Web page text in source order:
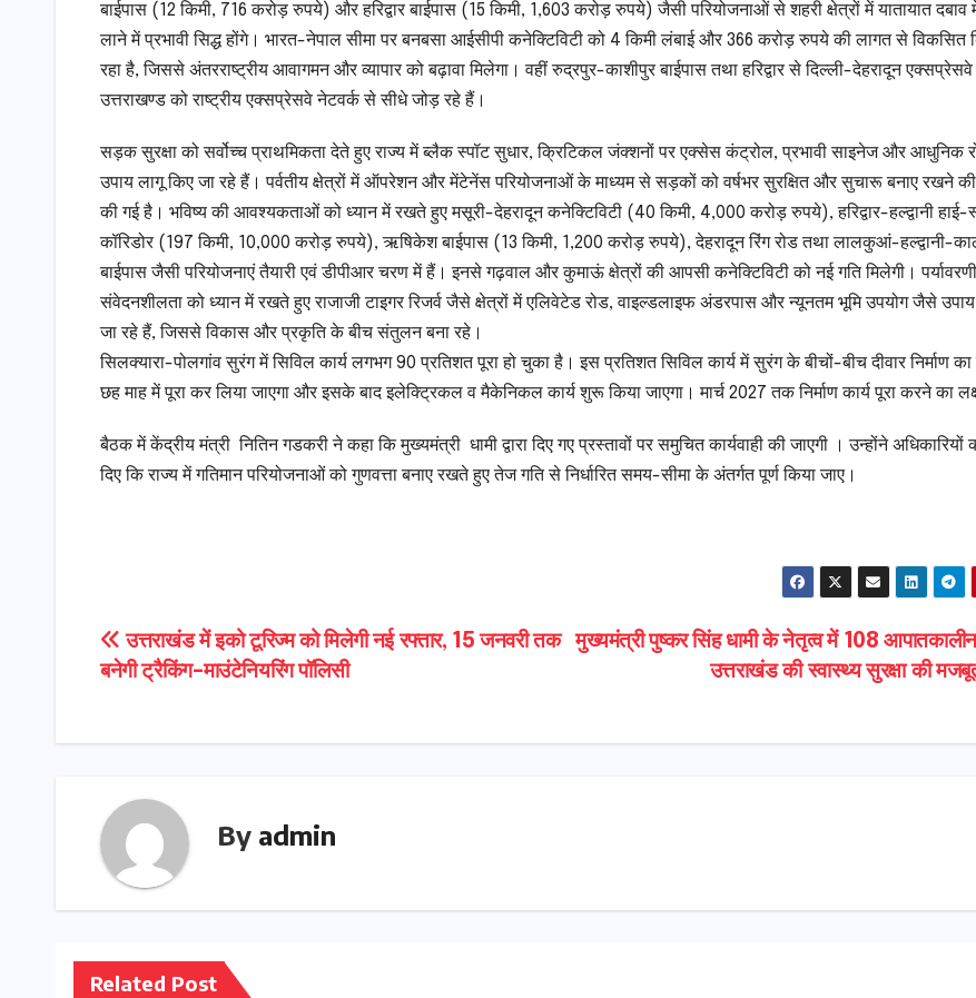
बाईपास (12 किमी, 716 करोड़ रुपये) और हरिद्वार बाईपास (15 किमी, 1,603 करोड़ रुपये) जैसी परियोजनाओं से शहरी क्षेत्रों में यातायात दबाव
लाने में प्रभावी सिद्ध होंगे। भारत-नेपाल सीमा पर बनबसा आईसीपी कनेक्टिविटी को 4 किमी लंबाई और 366 करोड़ रुपये की लागत से विकसित
रहा है, जिससे अंतरराष्ट्रीय आवागमन और व्यापार को बढ़ावा मिलेगा। वहीं रुद्रपुर-काशीपुर बाईपास तथा हरिद्वार से दिल्ली-देहरादून एक्सप्रेसवे
उत्तराखण्ड को राष्ट्रीय एक्सप्रेसवे नेटवर्क से सीधे जोड़ रहे हैं।
सड़क सुरक्षा को सर्वोच्च प्राथमिकता देते हुए राज्य में ब्लैक स्पॉट सुधार, क्रिटिकल जंक्शनों पर एक्सेस कंट्रोल, प्रभावी साइनेज और आधुनिक
उपाय लागू किए जा रहे हैं। पर्वतीय क्षेत्रों में ऑपरेशन और मेंटेनेंस परियोजनाओं के माध्यम से सड़कों को वर्षभर सुरक्षित और सुचारू बनाए रखने
की गई है। भविष्य की आवश्यकताओं को ध्यान में रखते हुए मसूरी-देहरादून कनेक्टिविटी (40 किमी, 4,000 करोड़ रुपये), हरिद्वार-हल्द्वानी हाई-
कॉरिडोर (197 किमी, 10,000 करोड़ रुपये), ऋषिकेश बाईपास (13 किमी, 1,200 करोड़ रुपये), देहरादून रिंग रोड तथा लालकुआं-हल्द्वानी-
बाईपास जैसी परियोजनाएं तैयारी एवं डीपीआर चरण में हैं। इनसे गढ़वाल और कुमाऊं क्षेत्रों की आपसी कनेक्टिविटी को नई गति मिलेगी।
संवेदनशीलता को ध्यान में रखते हुए राजाजी टाइगर रिजर्व जैसे क्षेत्रों में एलिवेटेड रोड, वाइल्डलाइफ अंडरपास और न्यूनतम भूमि उपयोग जैसे
जा रहे हैं, जिससे विकास और प्रकृति के बीच संतुलन बना रहे।
सिलक्यारा-पोलगांव सुरंग में सिविल कार्य लगभग 90 प्रतिशत पूरा हो चुका है। इस प्रतिशत सिविल कार्य में सुरंग के बीचों-बीच दीवार निर्माण
छह माह में पूरा कर लिया जाएगा और इसके बाद इलेक्ट्रिकल व मैकेनिकल कार्य शुरू किया जाएगा। मार्च 2027 तक निर्माण कार्य पूरा करने का
बैठक में केंद्रीय मंत्री नितिन गडकरी ने कहा कि मुख्यमंत्री धामी द्वारा दिए गए प्रस्तावों पर समुचित कार्यवाही की जाएगी । उन्होंने अधिकारियों
दिए कि राज्य में गतिमान परियोजनाओं को गुणवत्ता बनाए रखते हुए तेज गति से निर्धारित समय-सीमा के अंतर्गत पूर्ण किया जाए।
Post
navigation
मुख्यमंत्री पुष्कर सिंह धामी के नेतृत्व में 108
उत्तराखंड की स्वास्थ्य सुरक्षा की
उत्तराखंड में इको टूरिज्म को मिलेगी नई रफ्तार, 15 जनवरी तक
बनेगी ट्रैकिंग–माउंटेनियरिंग पॉलिसी
By admin
Related Post